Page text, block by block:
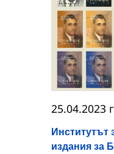
Институтът
издания за
25.04.2023